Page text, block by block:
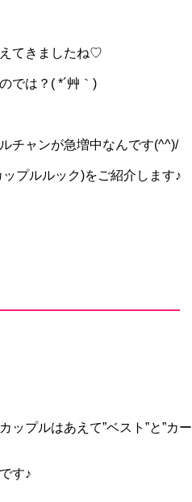
てきましたね♡
では？( *´艸｀)
チャンが急増中なんです(^^)/
プルルック)をご紹介します♪
プルはあえて”ベスト”と”カー
す♪